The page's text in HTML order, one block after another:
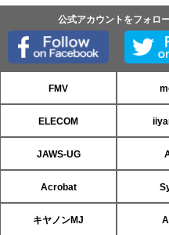
公式アカウントをフォロ
FMV
ELECOM
JAWS-UG
Acrobat
キヤノンMJ